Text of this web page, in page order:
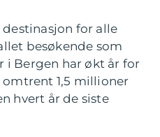
for alle
besøkende som
i Bergen har økt år for
1,5 millioner
hvert år de siste